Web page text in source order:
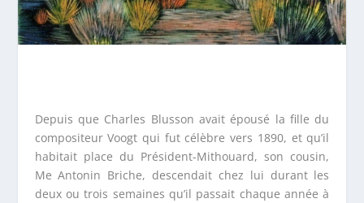
Depuis que Charles Blusson avait épousé la fille du
compositeur Voogt qui fut célèbre vers 1890, et qu’il
habitait place du Président-Mithouard, son cousin,
Me Antonin Briche, descendait chez lui durant les
deux ou trois semaines qu’il passait chaque année à